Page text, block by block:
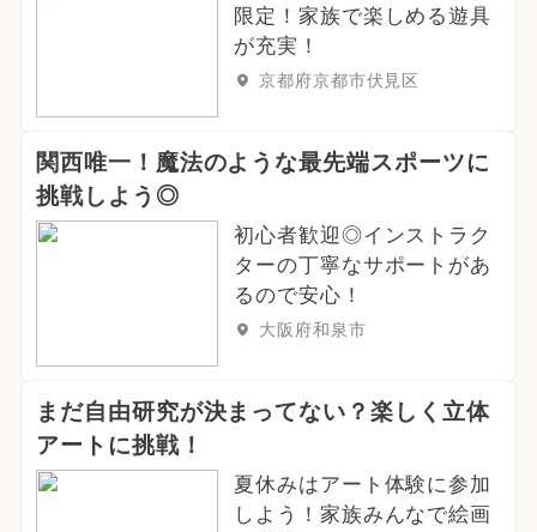
限定！家族で楽しめる遊具
が充実！
京都府京都市伏見区
関西唯一！魔法のような最先端スポーツに
挑戦しよう◎
初心者歓迎◎インストラク
ターの丁寧なサポートがあ
るので安心！
大阪府和泉市
まだ自由研究が決まってない？楽しく立体
アートに挑戦！
夏休みはアート体験に参加
しよう！家族みんなで絵画